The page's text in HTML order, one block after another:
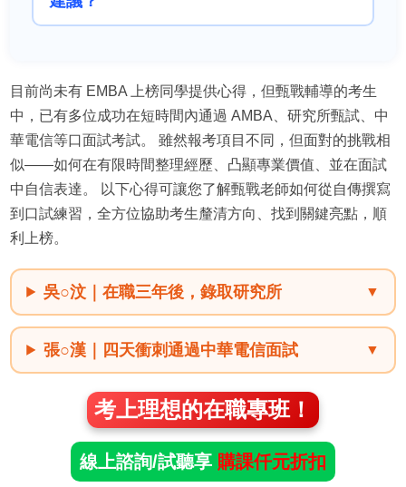
目前尚未有 EMBA 上榜同學提供心得，但甄戰輔導的考生
中，已有多位成功在短時間內通過 AMBA、研究所甄試、中
華電信等口面試考試。 雖然報考項目不同，但面對的挑戰相
似——如何在有限時間整理經歷、凸顯專業價值、並在面試
中自信表達。 以下心得可讓您了解甄戰老師如何從自傳撰寫
到口試練習，全方位協助考生釐清方向、找到關鍵亮點，順
利上榜。
吳○汶｜在職三年後，錄取研究所
張○漢｜四天衝刺通過中華電信面試
考上理想的在職專班！
線上諮詢/試聽享 購課仟元折扣